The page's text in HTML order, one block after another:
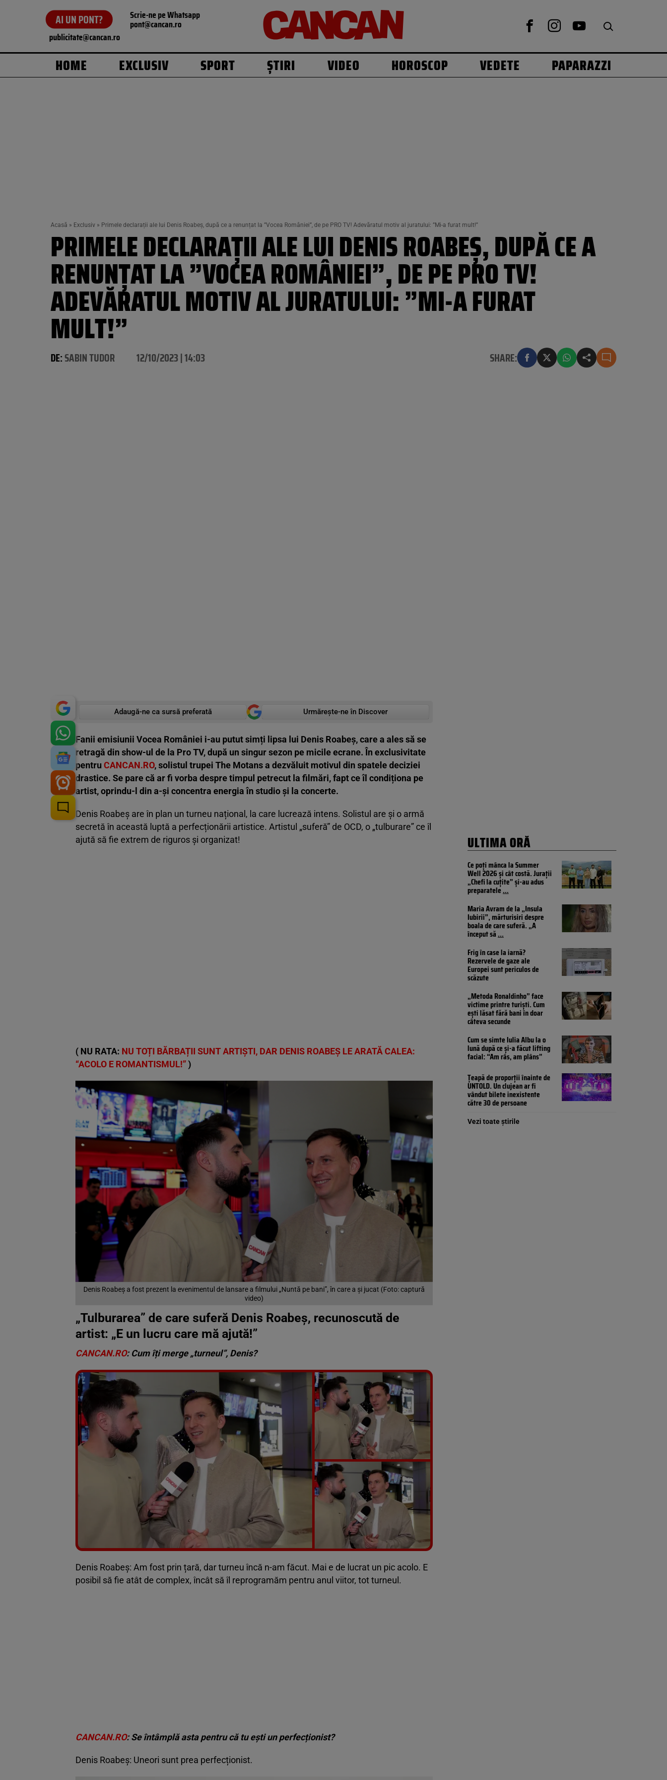
AI UN PONT? Scrie-ne pe Whatsapp
pont@cancan.ro
publicitate@cancan.ro
HOME EXCLUSIV SPORT ȘTIRI VIDEO HOROSCOP VEDETE PAPARAZZI
Acasă » Exclusiv » Primele declarații ale lui Denis Roabeș, după ce a renunțat la ”Vocea României”, de pe PRO TV! Adevăratul motiv al juratului: ”Mi-a furat mult!”
PRIMELE DECLARAȚII ALE LUI DENIS ROABEȘ, DUPĂ CE A
RENUNȚAT LA ”VOCEA ROMÂNIEI”, DE PE PRO TV!
ADEVĂRATUL MOTIV AL JURATULUI: ”MI-A FURAT
MULT!”
DE:SABIN TUDOR 12/10/2023 | 14:03 SHARE:
Adaugă-ne ca sursă preferată Urmărește-ne în Discover
Fanii emisiunii Vocea României i-au putut simți lipsa lui Denis Roabeș, care a ales să se
retragă din show-ul de la Pro TV, după un singur sezon pe micile ecrane. În exclusivitate
pentru CANCAN.RO, solistul trupei The Motans a dezvăluit motivul din spatele deciziei
drastice. Se pare că ar fi vorba despre timpul petrecut la filmări, fapt ce îl condiționa pe
artist, oprindu-l din a-și concentra energia în studio și la concerte.
Denis Roabeș are în plan un turneu național, la care lucrează intens. Solistul are și o armă
secretă în această luptă a perfecționării artistice. Artistul „suferă” de OCD, o „tulburare” ce îl
ajută să fie extrem de riguros și organizat!
( NU RATA: NU TOȚI BĂRBAȚII SUNT ARTIȘTI, DAR DENIS ROABEȘ LE ARATĂ CALEA:
“ACOLO E ROMANTISMUL!”)
Denis Roabeș a fost prezent la evenimentul de lansare a filmului „Nuntă pe bani”, în care a și jucat (Foto: captură
video)
„Tulburarea” de care suferă Denis Roabeș, recunoscută de
artist: „E un lucru care mă ajută!”
CANCAN.RO: Cum îți merge „turneul”, Denis?
Vezi galeria foto
5 poze
Denis Roabeș: Am fost prin țară, dar turneu încă n-am făcut. Mai e de lucrat un pic acolo. E
posibil să fie atât de complex, încât să îl reprogramăm pentru anul viitor, tot turneul.
CANCAN.RO: Se întâmplă asta pentru că tu ești un perfecționist?
Denis Roabeș: Uneori sunt prea perfecționist.
ULTIMA ORĂ
Ce poți mânca la Summer
Well 2026 și cât costă. Jurații
„Chefi la cuțite” și-au adus
preparatele...
Maria Avram de la „Insula
Iubirii”, mărturisiri despre
boala de care suferă. „A
început să...
Frig în case la iarnă?
Rezervele de gaze ale
Europei sunt periculos de
scăzute
„Metoda Ronaldinho” face
victime printre turiști. Cum
ești lăsat fără bani în doar
câteva secunde
Cum se simte Iulia Albu la o
lună după ce și-a făcut lifting
facial: “Am râs, am plâns”
Țeapă de proporții înainte de
UNTOLD. Un clujean ar fi
vândut bilete inexistente
către 30 de persoane
Vezi toate știrile